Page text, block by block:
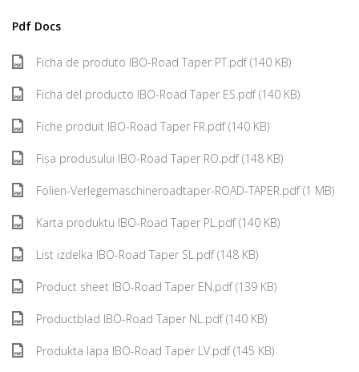
Pdf Docs
Ficha de produto IBO-Road Taper PT.pdf (140 KB)
Ficha del producto IBO-Road Taper ES.pdf (140 KB)
Fiche produit IBO-Road Taper FR.pdf (140 KB)
Fișa produsului IBO-Road Taper RO.pdf (148 KB)
Folien-Verlegemaschineroadtaper-ROAD-TAPER.pdf (1 MB)
Karta produktu IBO-Road Taper PL.pdf (140 KB)
List izdelka IBO-Road Taper SL.pdf (148 KB)
Product sheet IBO-Road Taper EN.pdf (139 KB)
Productblad IBO-Road Taper NL.pdf (140 KB)
Produkta lapa IBO-Road Taper LV.pdf (145 KB)